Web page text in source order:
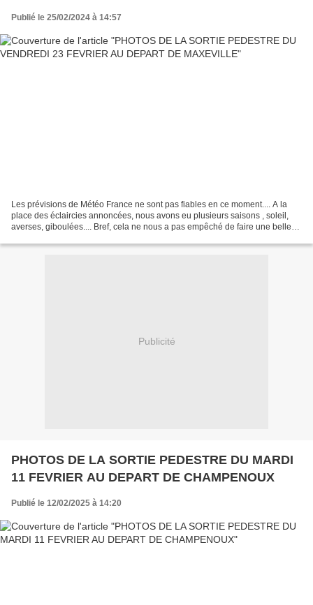
Publié le 25/02/2024 à 14:57
Les prévisions de Météo France ne sont pas fiables en ce moment.... A la
place des éclaircies annoncées, nous avons eu plusieurs saisons , soleil,
averses, giboulées.... Bref, cela ne nous a pas empêché de faire une belle
Publicité
PHOTOS DE LA SORTIE PEDESTRE DU MARDI
11 FEVRIER AU DEPART DE CHAMPENOUX
Publié le 12/02/2025 à 14:20